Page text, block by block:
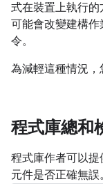
式在裝置上執行的
可能會改變建構
令。
為減輕這種情況
程式庫總和
程式庫作者可以
元件是否正確無